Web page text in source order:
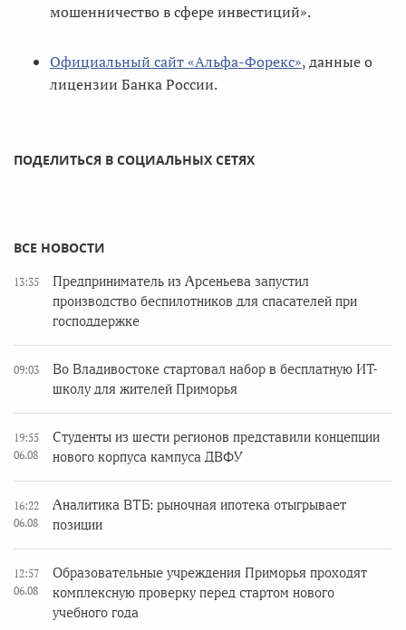
мошенничество в сфере инвестиций».
Официальный сайт «Альфа-Форекс», данные о
лицензии Банка России.
ПОДЕЛИТЬСЯ В СОЦИАЛЬНЫХ СЕТЯХ
ВСЕ НОВОСТИ
13:35
Предприниматель из Арсеньева запустил
производство беспилотников для спасателей при
господдержке
09:03
Во Владивостоке стартовал набор в бесплатную ИТ-
школу для жителей Приморья
19:55
06.08
Студенты из шести регионов представили концепции
нового корпуса кампуса ДВФУ
16:22
06.08
Аналитика ВТБ: рыночная ипотека отыгрывает
позиции
12:57
06.08
Образовательные учреждения Приморья проходят
комплексную проверку перед стартом нового
учебного года